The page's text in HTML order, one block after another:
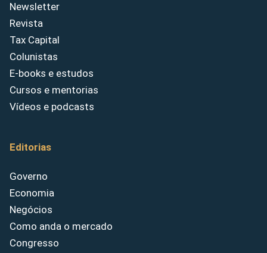
Newsletter
Revista
Tax Capital
Colunistas
E-books e estudos
Cursos e mentorias
Vídeos e podcasts
Editorias
Governo
Economia
Negócios
Como anda o mercado
Congresso